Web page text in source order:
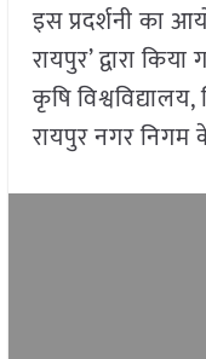
इस प्रदर्शनी का
रायपुर’ द्वारा
कृषि
रायपुर नगर निगम